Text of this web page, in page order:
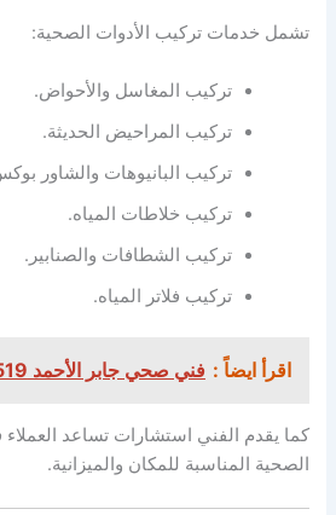
تشمل خدمات تركيب الأدوات الصحية:
تركيب المغاسل والأحواض.
تركيب المراحيض الحديثة.
تركيب البانيوهات والشاور
تركيب خلاطات المياه.
تركيب الشطافات والصنابير.
تركيب فلاتر المياه.
اقرأ ايضاً : فني صحي جابر الأحمد 69908519
كما يقدم الفني استشارات تساعد العملاء
الصحية المناسبة للمكان والميزانية.